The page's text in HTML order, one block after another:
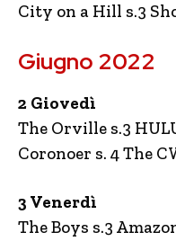
City on a Hill s.3
Giugno 2022
2 Giovedì
The Orville s.3
Coronoer s. 4 The
3 Venerdì
The Boys s.3